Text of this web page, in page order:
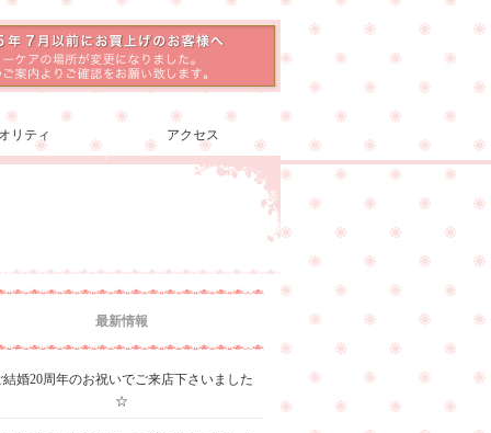
リティ アクセス
最新情報
結婚20周年のお祝いでご来店下さいました
☆